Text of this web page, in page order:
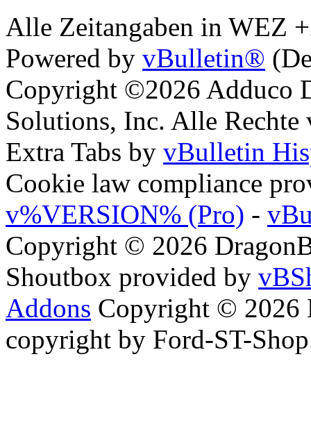
Alle Zeitangaben in WEZ
Powered by vBulletin®
Copyright ©2026 Adduco
Solutions, Inc. Alle Rechte
Extra Tabs by vBulletin
Cookie law compliance
v%VERSION% (Pro) -
Copyright © 2026
Shoutbox provided by
Addons Copyright © 2026
copyright by Ford-ST-